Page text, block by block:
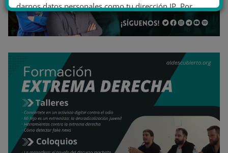
darnos datos personales como tu dirección IP. Por
último, puedes leer nuestra Política de cookies.
No dar mi información personal
.
Opciones de cookies Aceptar cookies
Rechazar cookies Política de cookies